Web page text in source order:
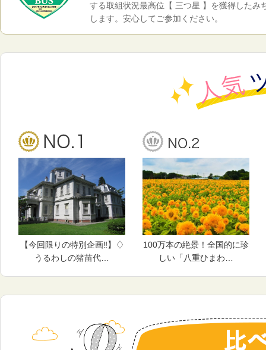
する取組状況最高位【 三つ星 】を獲得した
します。安心してご参加ください。
【今回限りの特別企画‼】♢
うるわしの猪苗代…
100万本の絶景！全国的に珍
しい「八重ひまわ…